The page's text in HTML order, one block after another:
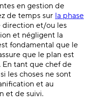
en gestion de
de temps sur la phase
direction et/ou les
et négligent la
fondamental que le
que le plan est
En tant que chef de
les choses ne sont
et au
et de suivi.